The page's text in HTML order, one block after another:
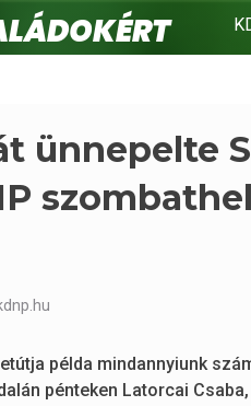
ünnepelte
példa mindannyiunk
pénteken Latorcai